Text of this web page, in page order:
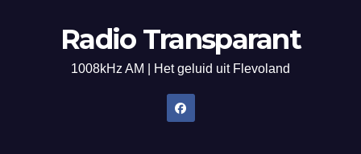
Radio Transparant
1008kHz AM | Het geluid uit Flevoland